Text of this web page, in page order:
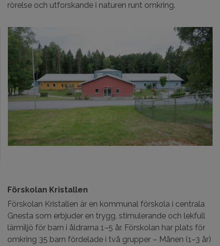
rörelse och utforskande i naturen runt omkring.
Förskolan Kristallen
Förskolan Kristallen är en kommunal förskola i centrala
Gnesta som erbjuder en trygg, stimulerande och lekfull
lärmiljö för barn i åldrarna 1–5 år. Förskolan har plats för
omkring 35 barn fördelade i två grupper – Månen (1–3 år)